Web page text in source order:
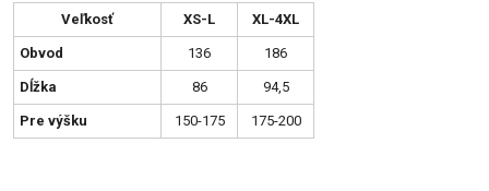
Veľkosť XS-L XL-4XL
Obvod 136 186
Dĺžka 86 94,5
Pre výšku 150-175 175-200